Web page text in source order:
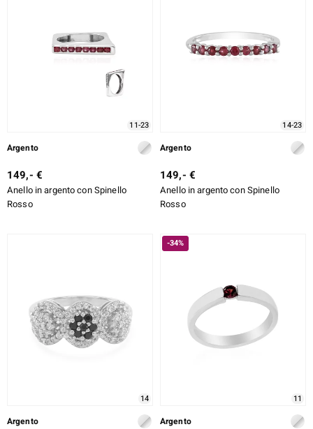
11-23
Argento
149,- €
Anello in argento con Spinello
Rosso
14-23
Argento
149,- €
Anello in argento con Spinello
Rosso
14
Argento
-34%
11
Argento